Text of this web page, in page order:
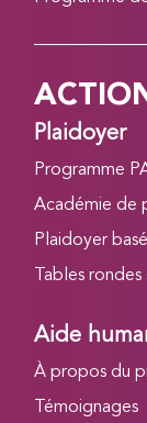
Plaidoyer
Programme
Académie de
Plaidoyer
Tables
Aide
À propos du
Témoignages